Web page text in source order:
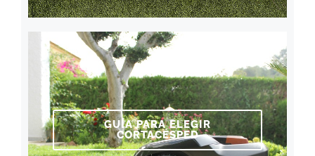
GUÍA PARA ELEGIR
CORTACÉSPED